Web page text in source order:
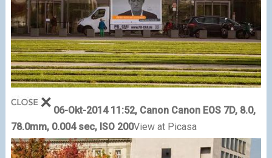
06-Okt-2014 11:52, Canon Canon EOS 7D, 8.0,
78.0mm, 0.004 sec, ISO 200View at Picasa